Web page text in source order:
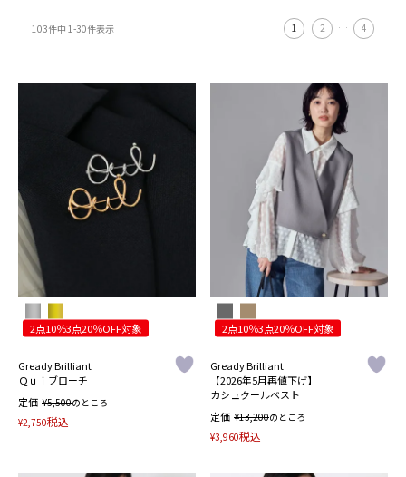
103件中 1-30件表示 1 2 … 4
2点10％3点20％OFF対象
Gready Brilliant
Ｑｕｉブローチ
定価 ¥5,500のところ
¥2,750税込
2点10％3点20％OFF対象
Gready Brilliant
【2026年5月再値下げ】
カシュクールベスト
定価 ¥13,200のところ
¥3,960税込